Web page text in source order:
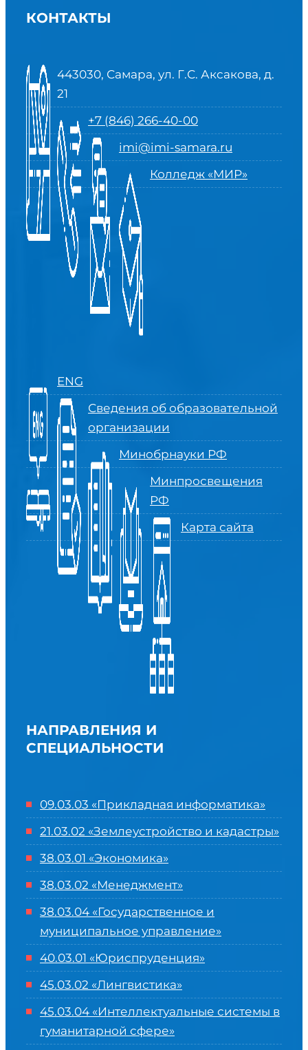
КОНТАКТЫ
443030, Самара, ул. Г.С. Аксакова, д.
21
+7 (846) 266-40-00
imi@imi-samara.ru
Колледж «МИР»
ENG
Сведения об образовательной
организации
Минобрнауки РФ
Минпросвещения
РФ
Карта сайта
НАПРАВЛЕНИЯ И
СПЕЦИАЛЬНОСТИ
09.03.03 «Прикладная информатика»
21.03.02 «Землеустройство и кадастры»
38.03.01 «Экономика»
38.03.02 «Менеджмент»
38.03.04 «Государственное и
муниципальное управление»
40.03.01 «Юриспруденция»
45.03.02 «Лингвистика»
45.03.04 «Интеллектуальные системы в
гуманитарной сфере»